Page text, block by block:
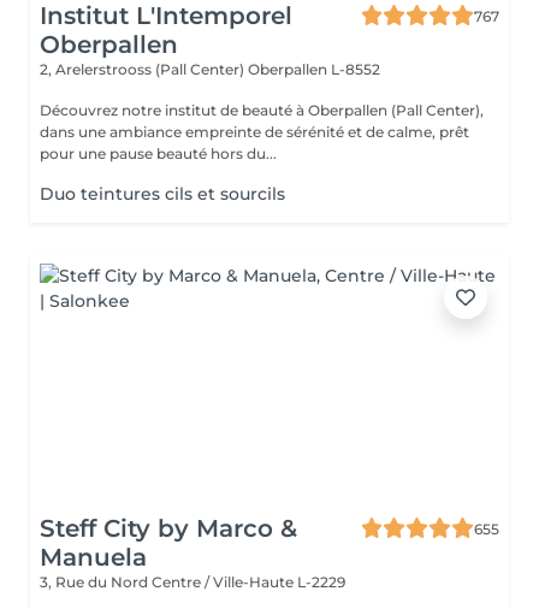
Institut L'Intemporel
Oberpallen
767
2, Arelerstrooss (Pall Center) Oberpallen L-8552
Découvrez notre institut de beauté à Oberpallen (Pall Center),
dans une ambiance empreinte de sérénité et de calme, prêt
pour une pause beauté hors du...
Duo teintures cils et sourcils
Steff City by Marco &
Manuela
655
3, Rue du Nord Centre / Ville-Haute L-2229